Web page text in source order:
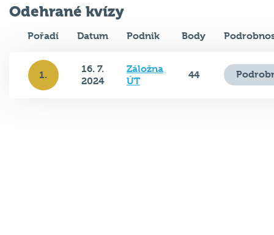
Odehrané kvízy
Pořadí Datum Podnik Body
1.
16. 7.
2024
Záložna
ÚT
44